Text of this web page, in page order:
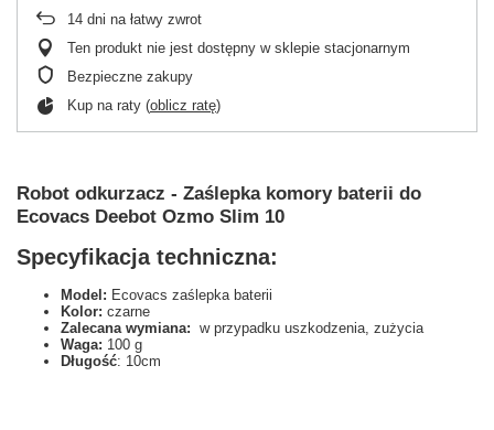
14 dni na łatwy zwrot
Ten produkt nie jest dostępny w sklepie stacjonarnym
Bezpieczne zakupy
Kup na raty (oblicz ratę)
Robot odkurzacz - Zaślepka komory baterii do
Ecovacs Deebot Ozmo Slim 10
Specyfikacja techniczna:
Model: Ecovacs zaślepka baterii
Kolor: czarne
Zalecana wymiana: w przypadku uszkodzenia, zużycia
Waga: 100 g
Długość: 10cm